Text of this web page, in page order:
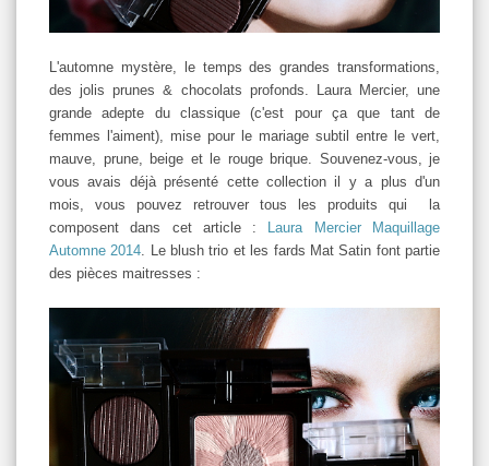
L'automne mystère, le temps des grandes transformations,
des jolis prunes & chocolats profonds. Laura Mercier, une
grande adepte du classique (c'est pour ça que tant de
femmes l'aiment), mise pour le mariage subtil entre le vert,
mauve, prune, beige et le rouge brique. Souvenez-vous, je
vous avais déjà présenté cette collection il y a plus d'un
mois, vous pouvez retrouver tous les produits qui la
composent dans cet article : Laura Mercier Maquillage
Automne 2014 . Le blush trio et les fards Mat Satin font partie
des pièces maitresses :